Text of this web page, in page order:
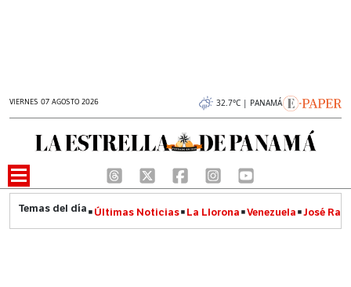
VIERNES 07 AGOSTO 2026 32.7°C | PANAMÁ
Últimas Noticias La Llorona Venezuela José